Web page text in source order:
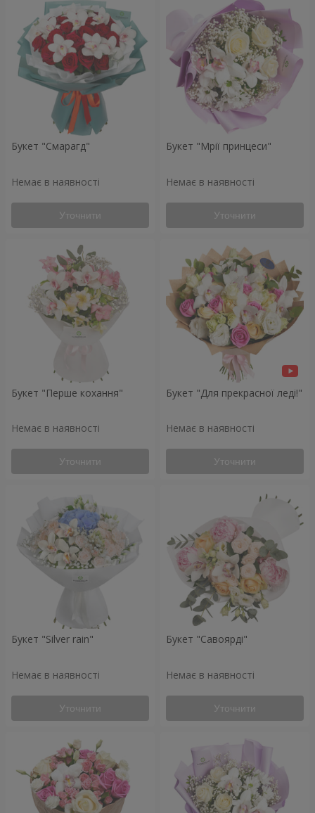
Букет "Смарагд"
Немає в наявності
Уточнити
Букет "Мрії принцеси"
Немає в наявності
Уточнити
Букет "Перше кохання"
Немає в наявності
Уточнити
Букет "Для прекрасної леді!"
Немає в наявності
Уточнити
Букет "Silver rain"
Немає в наявності
Уточнити
Букет "Савоярді"
Немає в наявності
Уточнити